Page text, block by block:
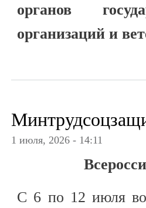
органов
организаций и
1 июля, 2026 - 14:11
С 6 по 12 июля во